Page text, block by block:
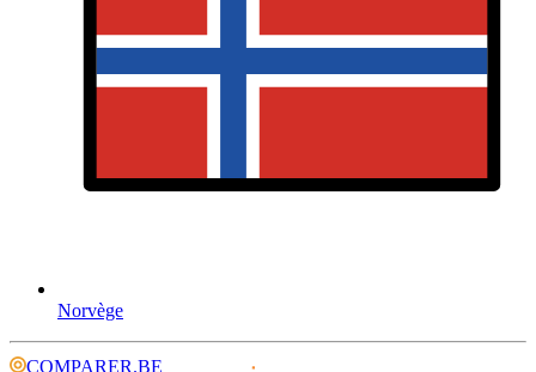
Norvège
COMPARER.BE